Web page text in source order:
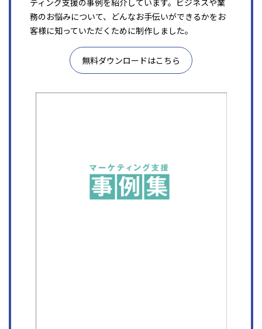
ティング支援の事例を紹介しています。ビジネスや業
務のお悩みについて、どんなお手伝いができるかをお
客様に知っていただくために制作しました。
無料ダウンロードはこちら